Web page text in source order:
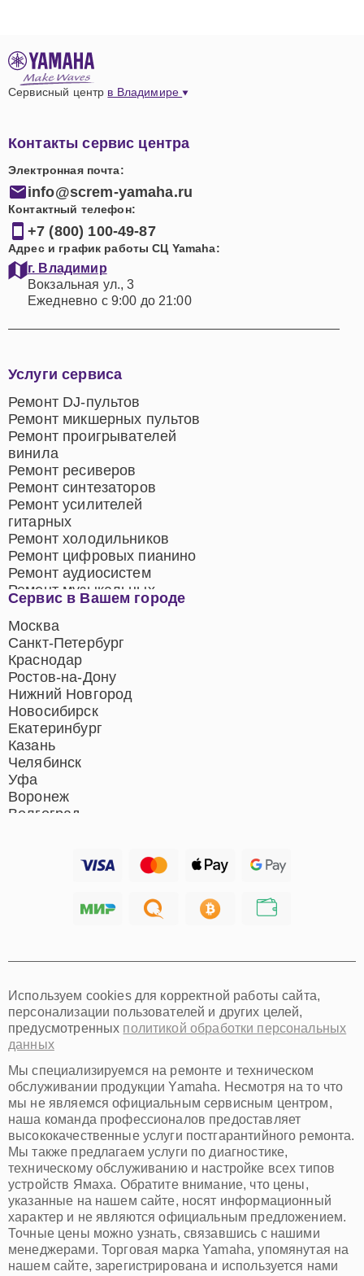
Сервисный центр в Владимире
Контакты сервис центра
Электронная почта:
info@screm-yamaha.ru
Контактный телефон:
+7 (800) 100-49-87
Адрес и график работы СЦ Yamaha:
г. Владимир
Вокзальная ул., 3
Ежедневно с 9:00 до 21:00
Сервис в Вашем городе
Москва
Санкт-Петербург
Краснодар
Ростов-на-Дону
Нижний Новгород
Новосибирск
Екатеринбург
Казань
Челябинск
Уфа
Воронеж
Волгоград
Хабаровск
Омск
Красноярск
Пермь
Ульяновск
Киров
Архангельск
Астрахань
Белгород
Благовещенск
Брянск
Владивосток
Владикавказ
Владимир
Волжский
Вологда
Грозный
Услуги сервиса
Ремонт DJ-пультов
Ремонт микшерных пультов
Ремонт проигрывателей
винила
Ремонт ресиверов
Ремонт синтезаторов
Ремонт усилителей
гитарных
Ремонт холодильников
Ремонт цифровых пианино
Ремонт аудиосистем
Ремонт музыкальных
центров
Ремонт домашних
кинотеатров
Ремонт микрофонов
Ремонт акустических
систем
Используем cookies для корректной работы сайта,
персонализации пользователей и других целей,
предусмотренных политикой обработки персональных
данных
Мы специализируемся на ремонте и техническом
обслуживании продукции Yamaha. Несмотря на то что
мы не являемся официальным сервисным центром,
наша команда профессионалов предоставляет
высококачественные услуги постгарантийного ремонта.
Мы также предлагаем услуги по диагностике,
техническому обслуживанию и настройке всех типов
устройств Ямаха. Обратите внимание, что цены,
указанные на нашем сайте, носят информационный
характер и не являются официальным предложением.
Точные цены можно узнать, связавшись с нашими
менеджерами. Торговая марка Yamaha, упомянутая на
нашем сайте, зарегистрирована и используется нами